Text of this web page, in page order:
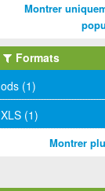
Montrer
Formats
ods (1)
XLS (1)
Montrer